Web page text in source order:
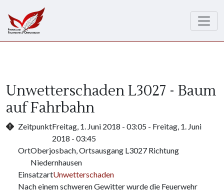
Unwetterschaden L3027 - Baum
auf Fahrbahn
ZeitpunktFreitag, 1. Juni 2018 - 03:05 - Freitag, 1. Juni
2018 - 03:45
OrtOberjosbach, Ortsausgang L3027 Richtung
Niedernhausen
EinsatzartUnwetterschaden
Nach einem schweren Gewitter wurde die Feuerwehr